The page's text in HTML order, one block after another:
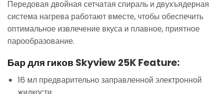
Передовая двойная сетчатая спираль и двухъядерная
система нагрева работают вместе, чтобы обеспечить
оптимальное извлечение вкуса и плавное, приятное
парообразование.
Бар для гиков Skyview 25K Feature:
16 мл предварительно заправленной электронной